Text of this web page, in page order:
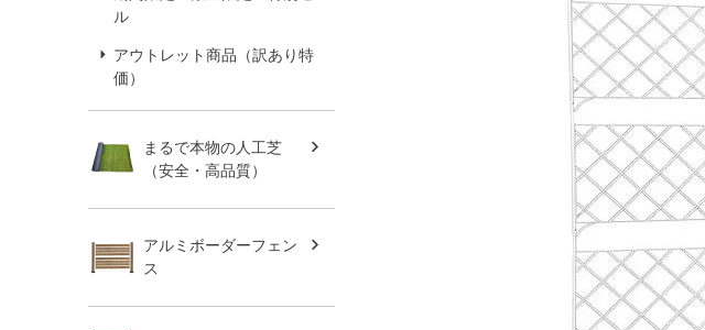
ル
アウトレット商品（訳あり特
価）
まるで本物の人工芝
（安全・高品質）
アルミボーダーフェン
ス